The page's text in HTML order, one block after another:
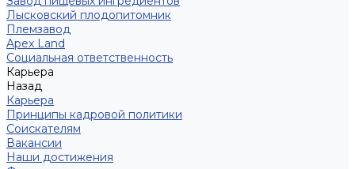
Лысковский плодопитомник
Племзавод
Apex Land
Социальная ответственность
Карьера
Назад
Карьера
Принципы кадровой политики
Соискателям
Вакансии
Наши достижения